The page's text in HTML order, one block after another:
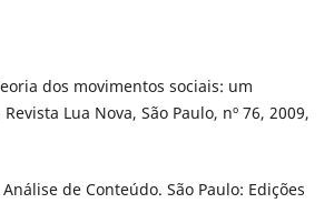
dos movimentos sociais: um
Lua Nova, São Paulo, nº 76, 2009,
de Conteúdo. São Paulo: Edições